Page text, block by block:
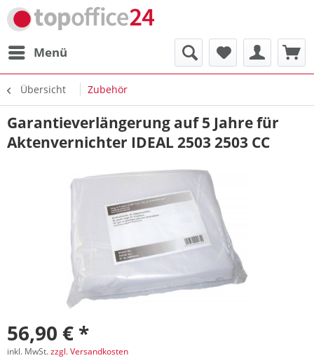
Menü
Übersicht Zubehör
Garantieverlängerung auf 5 Jahre für
Aktenvernichter IDEAL 2503 2503 CC
56,90 € *
inkl. MwSt.zzgl. Versandkosten